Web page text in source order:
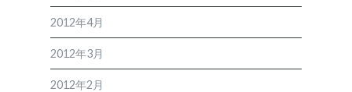
2012年4月
2012年3月
2012年2月